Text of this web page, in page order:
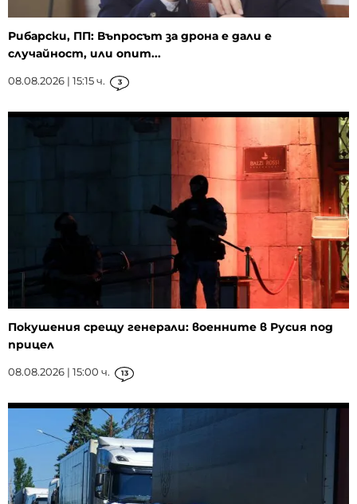
Рибарски, ПП: Въпросът за дрона е дали е
случайност, или опит...
08.08.2026 | 15:15 ч. 3
Покушения срещу генерали: военните в Русия под
прицел
08.08.2026 | 15:00 ч. 13